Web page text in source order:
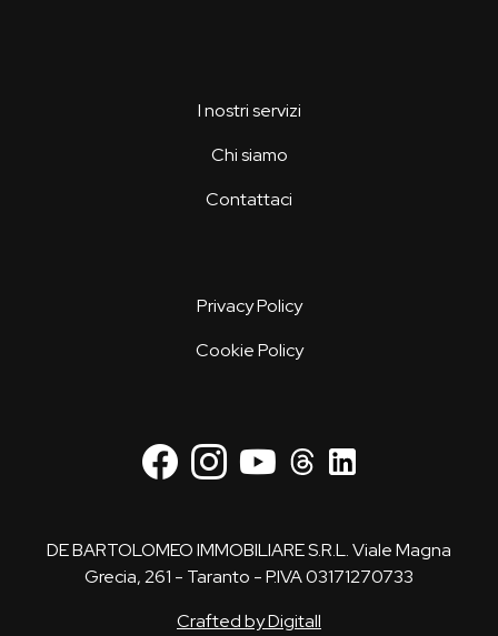
I nostri servizi
Chi siamo
Contattaci
Privacy Policy
Cookie Policy
DE BARTOLOMEO IMMOBILIARE S.R.L. Viale Magna
Grecia, 261 - Taranto - P.IVA 03171270733
Crafted by Digitall